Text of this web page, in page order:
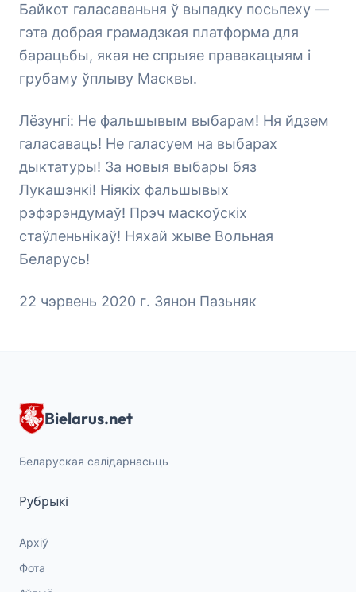
Байкот галасаваньня ў выпадку посьпеху —
гэта добрая грамадзкая платформа для
барацьбы, якая не спрыяе правакацыям і
грубаму ўплыву Масквы.
Лёзунгі: Не фальшывым выбарам! Ня йдзем
галасаваць! Не галасуем на выбарах
дыктатуры! За новыя выбары бяз
Лукашэнкі! Ніякіх фальшывых
рэфэрэндумаў! Прэч маскоўскіх
стаўленьнікаў! Няхай жыве Вольная
Беларусь!
22 чэрвень 2020 г. Зянон Пазьняк
Bielarus.net
Беларуская салідарнасьць
Рубрыкі
Архіў
Фота